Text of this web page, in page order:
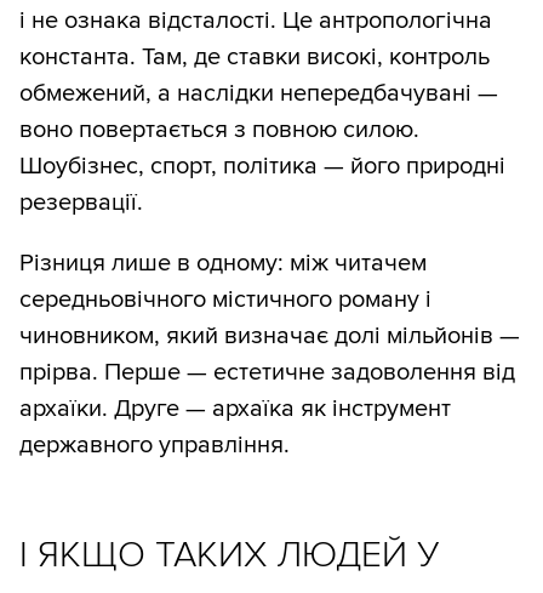
і не ознака відсталості. Це антропологічна
константа. Там, де ставки високі, контроль
обмежений, а наслідки непередбачувані —
воно повертається з повною силою.
Шоубізнес, спорт, політика — його природні
резервації.
Різниця лише в одному: між читачем
середньовічного містичного роману і
чиновником, який визначає долі мільйонів —
прірва. Перше — естетичне задоволення від
архаїки. Друге — архаїка як інструмент
державного управління.
І ЯКЩО ТАКИХ ЛЮДЕЙ У